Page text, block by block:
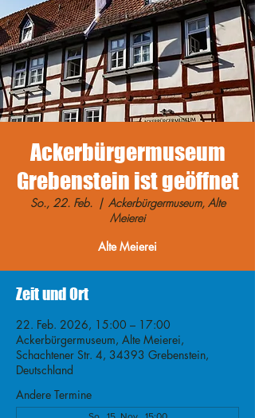
Ackerbürgermuseum
Grebenstein ist geöffnet
So., 22. Feb.
  |
Ackerbürgermuseum, Alte
Meierei
Alte Meierei
Zeit und Ort
22. Feb. 2026, 15:00 – 17:00
Ackerbürgermuseum, Alte Meierei,
Schachtener Str. 4, 34393 Grebenstein,
Deutschland
Andere Termine